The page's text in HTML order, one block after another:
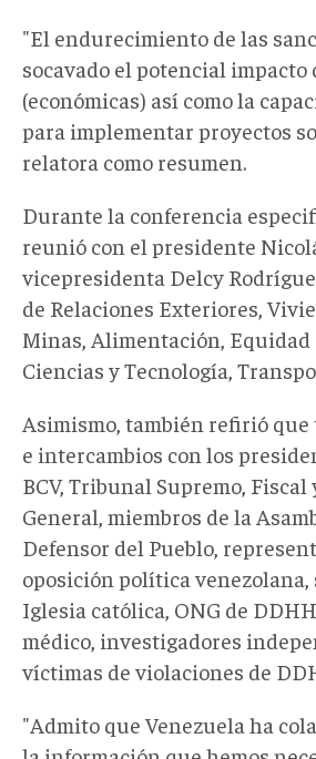
"El endurecimiento de las
socavado el potencial impacto
(económicas) así como la
para implementar proyectos
relatora como resumen.
Durante la conferencia
reunió con el presidente
vicepresidenta Delcy
de Relaciones Exteriores,
Minas, Alimentación, Equidad
Ciencias y Tecnología,
Asimismo, también refirió
e intercambios con los
BCV, Tribunal Supremo,
General, miembros de la
Defensor del Pueblo,
oposición política venezolana,
Iglesia católica, ONG de
médico, investigadores
víctimas de violaciones de
"Admito que Venezuela ha